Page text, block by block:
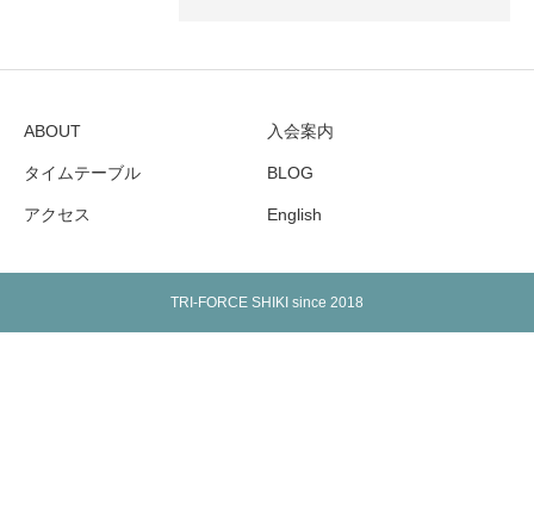
ABOUT 入会案内
タイムテーブル BLOG
アクセス English
TRI-FORCE SHIKI since 2018